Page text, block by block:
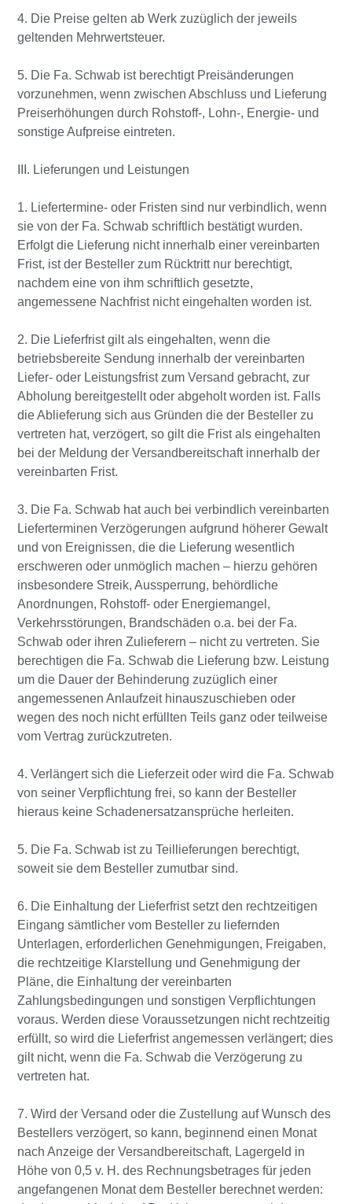
4. Die Preise gelten ab Werk zuzüglich der jeweils
geltenden Mehrwertsteuer.
5. Die Fa. Schwab ist berechtigt Preisänderungen
vorzunehmen, wenn zwischen Abschluss und Lieferung
Preiserhöhungen durch Rohstoff-, Lohn-, Energie- und
sonstige Aufpreise eintreten.
III. Lieferungen und Leistungen
1. Liefertermine- oder Fristen sind nur verbindlich, wenn
sie von der Fa. Schwab schriftlich bestätigt wurden.
Erfolgt die Lieferung nicht innerhalb einer vereinbarten
Frist, ist der Besteller zum Rücktritt nur berechtigt,
nachdem eine von ihm schriftlich gesetzte,
angemessene Nachfrist nicht eingehalten worden ist.
2. Die Lieferfrist gilt als eingehalten, wenn die
betriebsbereite Sendung innerhalb der vereinbarten
Liefer- oder Leistungsfrist zum Versand gebracht, zur
Abholung bereitgestellt oder abgeholt worden ist. Falls
die Ablieferung sich aus Gründen die der Besteller zu
vertreten hat, verzögert, so gilt die Frist als eingehalten
bei der Meldung der Versandbereitschaft innerhalb der
vereinbarten Frist.
3. Die Fa. Schwab hat auch bei verbindlich vereinbarten
Lieferterminen Verzögerungen aufgrund höherer Gewalt
und von Ereignissen, die die Lieferung wesentlich
erschweren oder unmöglich machen – hierzu gehören
insbesondere Streik, Aussperrung, behördliche
Anordnungen, Rohstoff- oder Energiemangel,
Verkehrsstörungen, Brandschäden o.a. bei der Fa.
Schwab oder ihren Zulieferern – nicht zu vertreten. Sie
berechtigen die Fa. Schwab die Lieferung bzw. Leistung
um die Dauer der Behinderung zuzüglich einer
angemessenen Anlaufzeit hinauszuschieben oder
wegen des noch nicht erfüllten Teils ganz oder teilweise
vom Vertrag zurückzutreten.
4. Verlängert sich die Lieferzeit oder wird die Fa. Schwab
von seiner Verpflichtung frei, so kann der Besteller
hieraus keine Schadenersatzansprüche herleiten.
5. Die Fa. Schwab ist zu Teillieferungen berechtigt,
soweit sie dem Besteller zumutbar sind.
6. Die Einhaltung der Lieferfrist setzt den rechtzeitigen
Eingang sämtlicher vom Besteller zu liefernden
Unterlagen, erforderlichen Genehmigungen, Freigaben,
die rechtzeitige Klarstellung und Genehmigung der
Pläne, die Einhaltung der vereinbarten
Zahlungsbedingungen und sonstigen Verpflichtungen
voraus. Werden diese Voraussetzungen nicht rechtzeitig
erfüllt, so wird die Lieferfrist angemessen verlängert; dies
gilt nicht, wenn die Fa. Schwab die Verzögerung zu
vertreten hat.
7. Wird der Versand oder die Zustellung auf Wunsch des
Bestellers verzögert, so kann, beginnend einen Monat
nach Anzeige der Versandbereitschaft, Lagergeld in
Höhe von 0,5 v. H. des Rechnungsbetrages für jeden
angefangenen Monat dem Besteller berechnet werden: